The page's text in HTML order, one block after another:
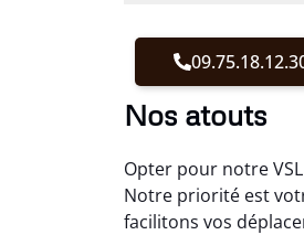
Nos atouts
Opter pour notre
Notre priorité est
facilitons vos